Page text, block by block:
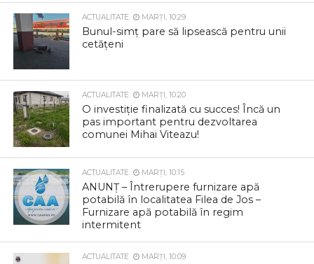
ACTUALITATE MARȚI, 10:29
Bunul-simț pare să lipsească pentru unii
cetățeni
ACTUALITATE MARȚI, 10:20
O investiție finalizată cu succes! Încă un
pas important pentru dezvoltarea
comunei Mihai Viteazu!
ACTUALITATE MARȚI, 10:15
ANUNȚ – Întrerupere furnizare apă
potabilă în localitatea Filea de Jos –
Furnizare apă potabilă în regim
intermitent
ACTUALITATE MARȚI, 10:09